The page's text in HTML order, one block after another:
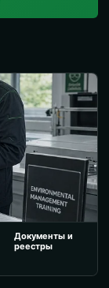
Документы и
реестры